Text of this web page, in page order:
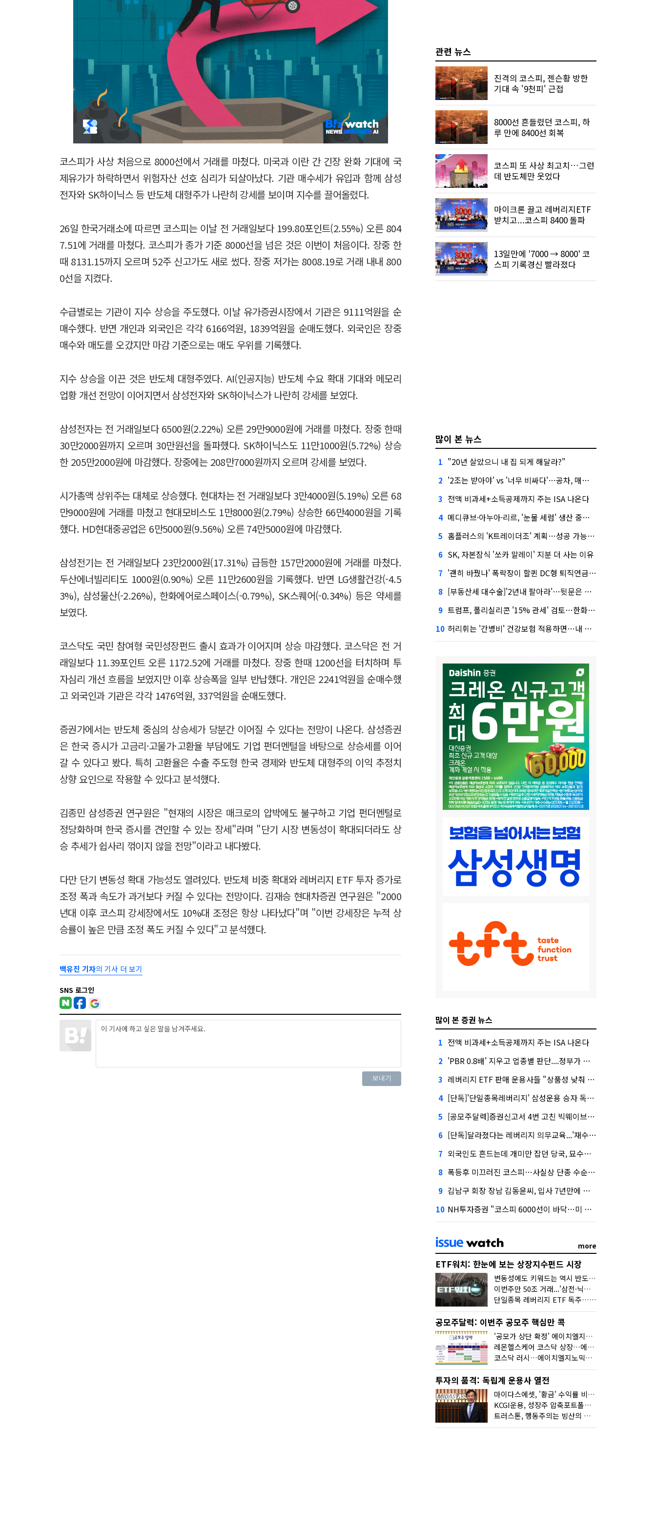
코스피가 사상 처음으로 8000선에서 거래를 마쳤다. 미국과 이란 간 긴장 완화 기대에 국
제유가가 하락하면서 위험자산 선호 심리가 되살아났다. 기관 매수세가 유입과 함께 삼성
전자와 SK하이닉스 등 반도체 대형주가 나란히 강세를 보이며 지수를 끌어올렸다.
26일 한국거래소에 따르면 코스피는 이날 전 거래일보다 199.80포인트(2.55%) 오른 804
7.51에 거래를 마쳤다. 코스피가 종가 기준 8000선을 넘은 것은 이번이 처음이다. 장중 한
때 8131.15까지 오르며 52주 신고가도 새로 썼다. 장중 저가는 8008.19로 거래 내내 800
0선을 지켰다.
수급별로는 기관이 지수 상승을 주도했다. 이날 유가증권시장에서 기관은 9111억원을 순
매수했다. 반면 개인과 외국인은 각각 6166억원, 1839억원을 순매도했다. 외국인은 장중
매수와 매도를 오갔지만 마감 기준으로는 매도 우위를 기록했다.
지수 상승을 이끈 것은 반도체 대형주였다. AI(인공지능) 반도체 수요 확대 기대와 메모리
업황 개선 전망이 이어지면서 삼성전자와 SK하이닉스가 나란히 강세를 보였다.
삼성전자는 전 거래일보다 6500원(2.22%) 오른 29만9000원에 거래를 마쳤다. 장중 한때
30만2000원까지 오르며 30만원선을 돌파했다. SK하이닉스도 11만1000원(5.72%) 상승
한 205만2000원에 마감했다. 장중에는 208만7000원까지 오르며 강세를 보였다.
시가총액 상위주는 대체로 상승했다. 현대차는 전 거래일보다 3만4000원(5.19%) 오른 68
만9000원에 거래를 마쳤고 현대모비스도 1만8000원(2.79%) 상승한 66만4000원을 기록
했다. HD현대중공업은 6만5000원(9.56%) 오른 74만5000원에 마감했다.
삼성전기는 전 거래일보다 23만2000원(17.31%) 급등한 157만2000원에 거래를 마쳤다.
두산에너빌리티도 1000원(0.90%) 오른 11만2600원을 기록했다. 반면 LG생활건강(-4.5
3%), 삼성물산(-2.26%), 한화에어로스페이스(-0.79%), SK스퀘어(-0.34%) 등은 약세를
보였다.
코스닥도 국민 참여형 국민성장펀드 출시 효과가 이어지며 상승 마감했다. 코스닥은 전 거
래일보다 11.39포인트 오른 1172.52에 거래를 마쳤다. 장중 한때 1200선을 터치하며 투
자심리 개선 흐름을 보였지만 이후 상승폭을 일부 반납했다. 개인은 2241억원을 순매수했
고 외국인과 기관은 각각 1476억원, 337억원을 순매도했다.
증권가에서는 반도체 중심의 상승세가 당분간 이어질 수 있다는 전망이 나온다. 삼성증권
은 한국 증시가 고금리·고물가·고환율 부담에도 기업 펀더멘털을 바탕으로 상승세를 이어
갈 수 있다고 봤다. 특히 고환율은 수출 주도형 한국 경제와 반도체 대형주의 이익 추정치
상향 요인으로 작용할 수 있다고 분석했다.
김종민 삼성증권 연구원은 "현재의 시장은 매크로의 압박에도 불구하고 기업 펀더멘털로
정당화하며 한국 증시를 견인할 수 있는 장세"라며 "단기 시장 변동성이 확대되더라도 상
승 추세가 쉽사리 꺾이지 않을 전망"이라고 내다봤다.
다만 단기 변동성 확대 가능성도 열려있다. 반도체 비중 확대와 레버리지 ETF 투자 증가로
조정 폭과 속도가 과거보다 커질 수 있다는 전망이다. 김재승 현대차증권 연구원은 "2000
년대 이후 코스피 강세장에서도 10%대 조정은 항상 나타났다"며 "이번 강세장은 누적 상
승률이 높은 만큼 조정 폭도 커질 수 있다"고 분석했다.
백유진 기자의 기사 더 보기
SNS 로그인
관련 뉴스
진격의 코스피, 젠슨황 방한
기대 속 '9천피' 근접
8000선 흔들렸던 코스피, 하
루 만에 8400선 회복
코스피 또 사상 최고치…그런
데 반도체만 웃었다
마이크론 끌고 레버리지ETF
받치고...코스피 8400 돌파
13일만에 '7000 → 8000' 코
스피 기록경신 빨라졌다
많이 본 뉴스
1 "20년 살았으니 내 집 되게 해달라?"
2 '2조는 받아야' vs '너무 비싸다'…공차, 매각 성공할까
3 전액 비과세+소득공제까지 주는 ISA 나온다
4 메디큐브·아누아·리르, '눈물 세럼' 생산 중단한다
5 홈플러스의 'K트레이더조' 계획…성공 가능성은 '글쎄'
6 SK, 자본잠식 '쏘카 말레이' 지분 더 사는 이유
7 '괜히 바꿨나' 폭락장이 할퀸 DC형 퇴직연금…전문가 조언은
8 [부동산세 대수술]'2년내 팔아라'…뒷문은 열었다
9 트럼프, 폴리실리콘 '15% 관세' 검토…한화큐셀·OCI 영향은?
10 허리휘는 '간병비' 건강보험 적용하면…내 간병보험은?
많이 본 증권 뉴스
1 전액 비과세+소득공제까지 주는 ISA 나온다
2 'PBR 0.8배' 지우고 업종별 판단....정부가 제시한 '주가 누르기' 방지법
3 레버리지 ETF 판매 운용사들 "상품성 낮춰 사라지게 해야"…일부 신중론도
4 [단독]'단일종목레버리지' 삼성운용 승자 독식...운용수익 미래에셋의 6배
5 [공모주달력]증권신고서 4번 고친 빅웨이브로보틱스, 수요예측
6 [단독]달라졌다는 레버리지 의무교육...'재수강 건너뛰기' 허점
7 외국인도 흔드는데 개미만 잡던 당국, 묘수는 과다호가부담금?
8 폭등후 미끄러진 코스피…사실상 단종 수순 밟는 '단종레'
9 김남구 회장 장남 김동윤씨, 입사 7년만에 한투증권 임원 승진
10 NH투자증권 "코스피 6000선이 바닥…미 금리 안정 후 추가 회복"
more
ETF워치: 한눈에 보는 상장지수펀드 시장
변동성에도 키워드는 역시 반도체…신상품은 우주·방산
이번주만 50조 거래...'삼전·닉스 레버리지' 수익률은 -30%
단일종목 레버리지 ETF 독주…'증시 블랙홀'
공모주달력: 이번주 공모주 핵심만 콕
'공모가 상단 확정' 에이치엘지노믹스 청약
레몬헬스케어 코스닥 상장…에이치엘지노믹스 수요예측
코스닥 러시…에이치엘지노믹스 수요예측·레메디 청약
투자의 품격: 독립계 운용사 열전
마이다스에셋, '황금' 수익률 비결은 '꾸준함'
KCGI운용, 성장주 압축포트폴리오로 새 길을 그리다
트러스톤, 행동주의는 빙산의 일각...진정한 힘은 '주식형 강자'